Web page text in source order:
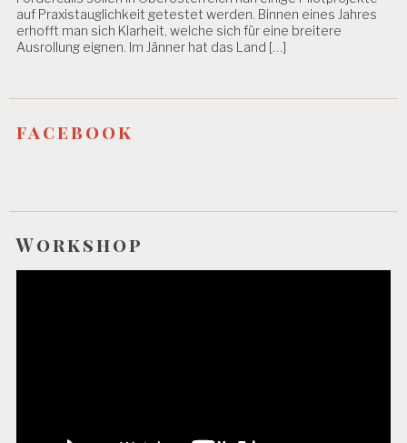
auf Praxistauglichkeit getestet werden. Binnen eines Jahres
erhofft man sich Klarheit, welche sich für eine breitere
Ausrollung eignen. Im Jänner hat das Land […]
facebook
Workshop